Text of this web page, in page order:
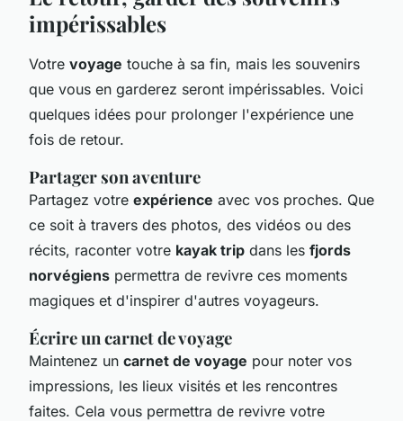
impérissables
Votre voyage touche à sa fin, mais les souvenirs
que vous en garderez seront impérissables. Voici
quelques idées pour prolonger l'expérience une
fois de retour.
Partager son aventure
Partagez votre expérience avec vos proches. Que
ce soit à travers des photos, des vidéos ou des
récits, raconter votre kayak trip dans les fjords
norvégiens permettra de revivre ces moments
magiques et d'inspirer d'autres voyageurs.
Écrire un carnet de voyage
Maintenez un carnet de voyage pour noter vos
impressions, les lieux visités et les rencontres
faites. Cela vous permettra de revivre votre